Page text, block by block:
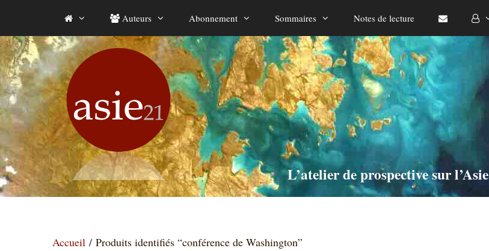
contenu
Auteurs Abonnement Sommaires Notes de lecture
L’atelier de prospective sur l’Asie
Accueil / Produits identifiés “conférence de Washington”